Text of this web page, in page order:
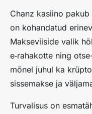
Chanz kasiino
on kohandatud
Makseviiside valik
e‑rahakotte ning
mõnel juhul ka
sissemakse ja
Turvalisus on